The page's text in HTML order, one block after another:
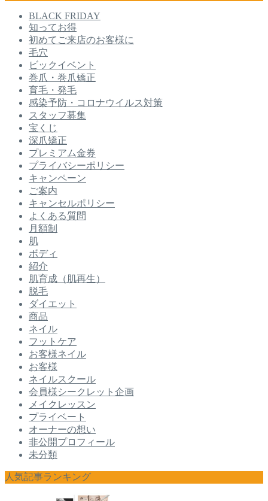
BLACK FRIDAY
知ってお得
初めてご来店のお客様に
毛穴
ビックイベント
巻爪・巻爪矯正
育毛・発毛
感染予防・コロナウイルス対策
スタッフ募集
宝くじ
深爪矯正
プレミアム金券
プライバシーポリシー
キャンペーン
ご案内
キャンセルポリシー
よくある質問
月額制
肌
ボディ
紹介
肌育成（肌再生）
脱毛
ダイエット
商品
ネイル
フットケア
お客様ネイル
お客様
ネイルスクール
会員様シークレット企画
メイクレッスン
プライベート
オーナーの想い
非公開プロフィール
未分類
人気記事ランキング